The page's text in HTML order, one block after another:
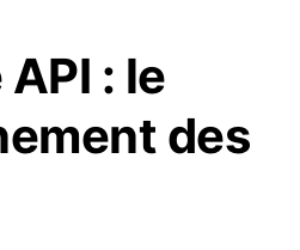
: le
des